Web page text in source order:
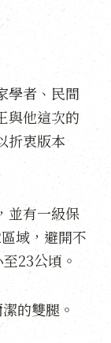
學者、民間
與他這次的
折衷版本
並有一級保
域，避開不
23公頃。
的雙腿。